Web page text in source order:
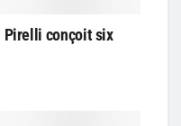
Pirelli conçoit six